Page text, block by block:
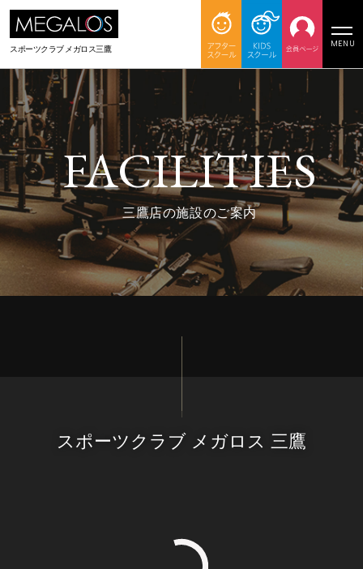
スポーツクラブメガロス三鷹
MENU
FACILITIES
三鷹店の施設のご案内